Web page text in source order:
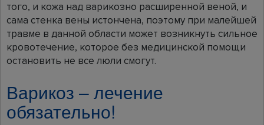
того, и кожа над варикозно расширенной веной, и
сама стенка вены истончена, поэтому при малейшей
травме в данной области может возникнуть сильное
кровотечение, которое без медицинской помощи
остановить не все люли смогут.
Варикоз – лечение
обязательно!